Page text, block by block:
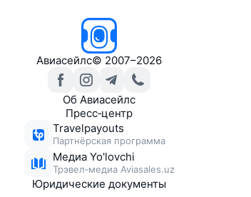
Авиасейлс© 2007–2026
Об Авиасейлс
Пресс‑центр
Travelpayouts
Партнёрская программа
Медиа Yo'lovchi
Трэвел‑медиа Aviasales.uz
Юридические документы